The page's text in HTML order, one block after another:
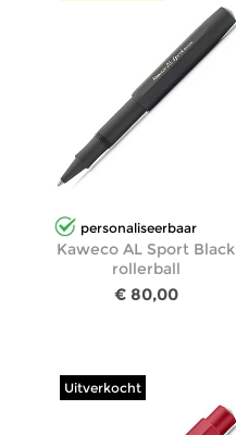
personaliseerbaar
Kaweco AL Sport Black
rollerball
€ 80,00
Uitverkocht